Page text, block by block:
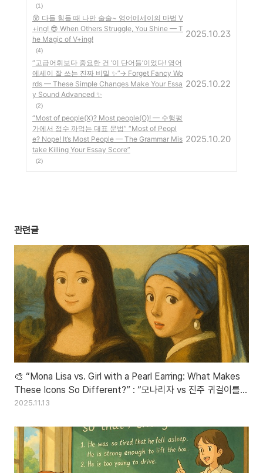
(1)
😵 다들 힘들 때 나만 술술~ 영어에세이의 마법 V
+ing! 😎 When Others Struggle, You Shine — T
he Magic of V+ing!
(4)
2025.10.23
“고급어휘보다 중요한 건 ‘이 단어들’이었다! 영어
에세이 잘 쓰는 진짜 비밀 ✨”→ Forget Fancy Wo
rds — These Simple Changes Make Your Essa
y Sound Advanced ✨
(2)
2025.10.22
“Most of people(X)? Most people(O)! — 수행평
가에서 점수 까먹는 대표 문법” “Most of Peopl
e? Nope! It’s Most People — The Grammar Mis
take Killing Your Essay Score”
(2)
2025.10.20
관련글
🎨 “Mona Lisa vs. Girl with a Pearl Earring: What Makes
These Icons So Different?” : “모나리자 vs 진주 귀걸이를
한 소녀: 무엇이 두 명화를 다르게 만들까?”
2025.11.13